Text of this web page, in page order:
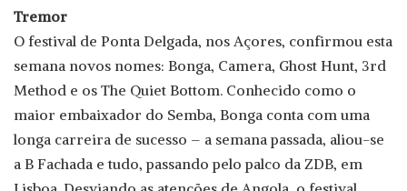
Tremor
O festival de Ponta Delgada, nos Açores, confirmou esta
semana novos nomes: Bonga, Camera, Ghost Hunt, 3rd
Method e os The Quiet Bottom. Conhecido como o
maior embaixador do Semba, Bonga conta com uma
longa carreira de sucesso – a semana passada, aliou-se
a B Fachada e tudo, passando pelo palco da ZDB, em